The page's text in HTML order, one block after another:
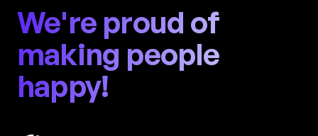
We're proud of
making people
happy!